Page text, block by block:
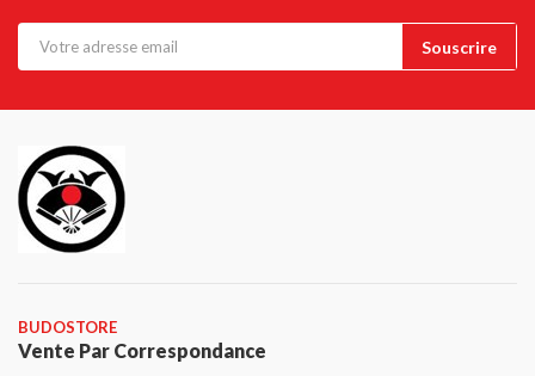
BUDOSTORE
Vente Par Correspondance